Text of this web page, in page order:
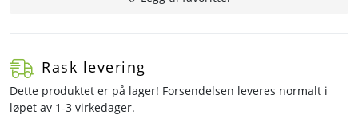
Rask levering
Dette produktet er på lager! Forsendelsen leveres normalt i
løpet av 1-3 virkedager.